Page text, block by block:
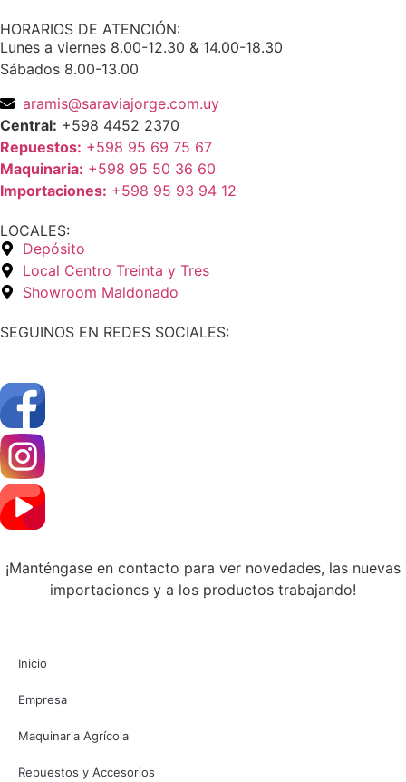
HORARIOS DE ATENCIÓN:
Lunes a viernes 8.00-12.30 & 14.00-18.30
Sábados 8.00-13.00
aramis@saraviajorge.com.uy
Central: +598 4452 2370
Repuestos: +598 95 69 75 67
Maquinaria: +598 95 50 36 60
Importaciones: +598 95 93 94 12
LOCALES:
Depósito
Local Centro Treinta y Tres
Showroom Maldonado
SEGUINOS EN REDES SOCIALES:
¡Manténgase en contacto para ver novedades, las nuevas
importaciones y a los productos trabajando!
Inicio
Empresa
Maquinaria Agrícola
Repuestos y Accesorios